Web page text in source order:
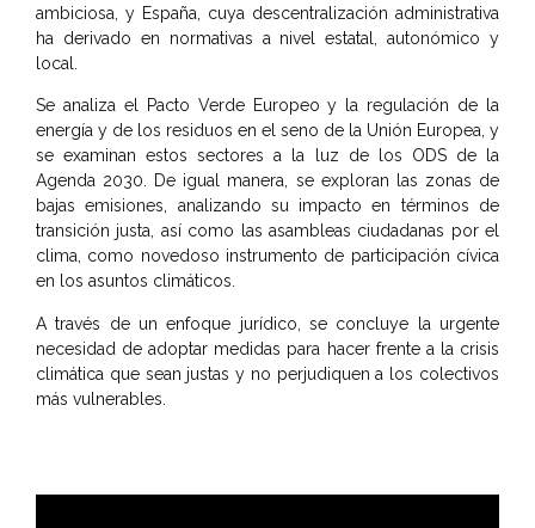
ambiciosa, y España, cuya descentralización administrativa
ha derivado en normativas a nivel estatal, autonómico y
local.
Se analiza el Pacto Verde Europeo y la regulación de la
energía y de los residuos en el seno de la Unión Europea, y
se examinan estos sectores a la luz de los ODS de la
Agenda 2030. De igual manera, se exploran las zonas de
bajas emisiones, analizando su impacto en términos de
transición justa, así como las asambleas ciudadanas por el
clima, como novedoso instrumento de participación cívica
en los asuntos climáticos.
A través de un enfoque jurídico, se concluye la urgente
necesidad de adoptar medidas para hacer frente a la crisis
climática que sean justas y no perjudiquen a los colectivos
más vulnerables.